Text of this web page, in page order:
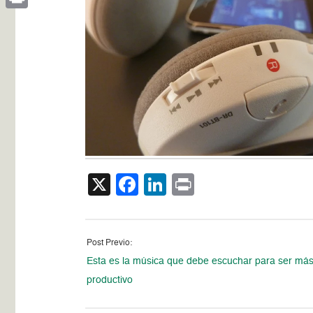
X Facebook
LinkedIn
Post Previo:
Esta es la música que debe escuchar para ser
productivo